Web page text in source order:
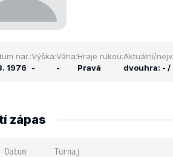
nar.:
1976
Výška:
-
Váha:
-
Hraje rukou:
Pravá
Aktuální/
dvouhra: - /
zápas
Datum Turnaj